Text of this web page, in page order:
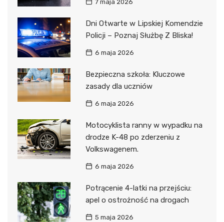
7 maja 2026
Dni Otwarte w Lipskiej Komendzie
Policji – Poznaj Służbę Z Bliska!
6 maja 2026
Bezpieczna szkoła: Kluczowe
zasady dla uczniów
6 maja 2026
Motocyklista ranny w wypadku na
drodze K-48 po zderzeniu z
Volkswagenem.
6 maja 2026
Potrącenie 4-latki na przejściu:
apel o ostrożność na drogach
5 maja 2026